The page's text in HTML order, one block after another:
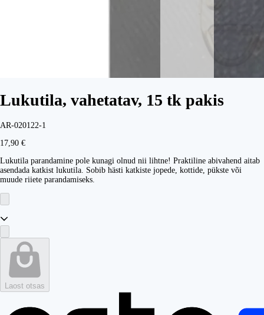
Lukutila, vahetatav, 15 tk pakis
AR-020122-1
17,90 €
Lukutila parandamine pole kunagi olnud nii lihtne! Praktiline abivahend aitab
asendada katkist lukutila. Sobib hästi katkiste jopede, kottide, pükste või
muude riiete parandamiseks.
Laost otsas